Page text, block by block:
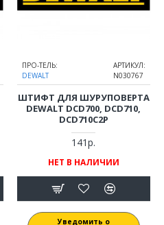
ПРО-ТЕЛЬ:
DEWALT
АРТИКУЛ:
N030767
ШТИФТ ДЛЯ ШУРУПОВЕРТА
DEWALT DCD700, DCD710,
DCD710C2P
141р.
НЕТ В НАЛИЧИИ
Уведомить о